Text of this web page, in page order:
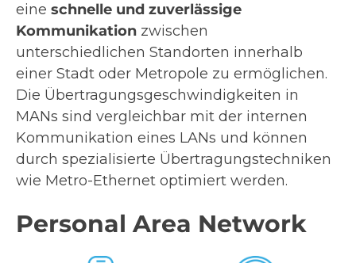
eine schnelle und zuverlässige
Kommunikation zwischen
unterschiedlichen Standorten innerhalb
einer Stadt oder Metropole zu ermöglichen.
Die Übertragungsgeschwindigkeiten in
MANs sind vergleichbar mit der internen
Kommunikation eines LANs und können
durch spezialisierte Übertragungstechniken
wie Metro-Ethernet optimiert werden.
Personal Area Network